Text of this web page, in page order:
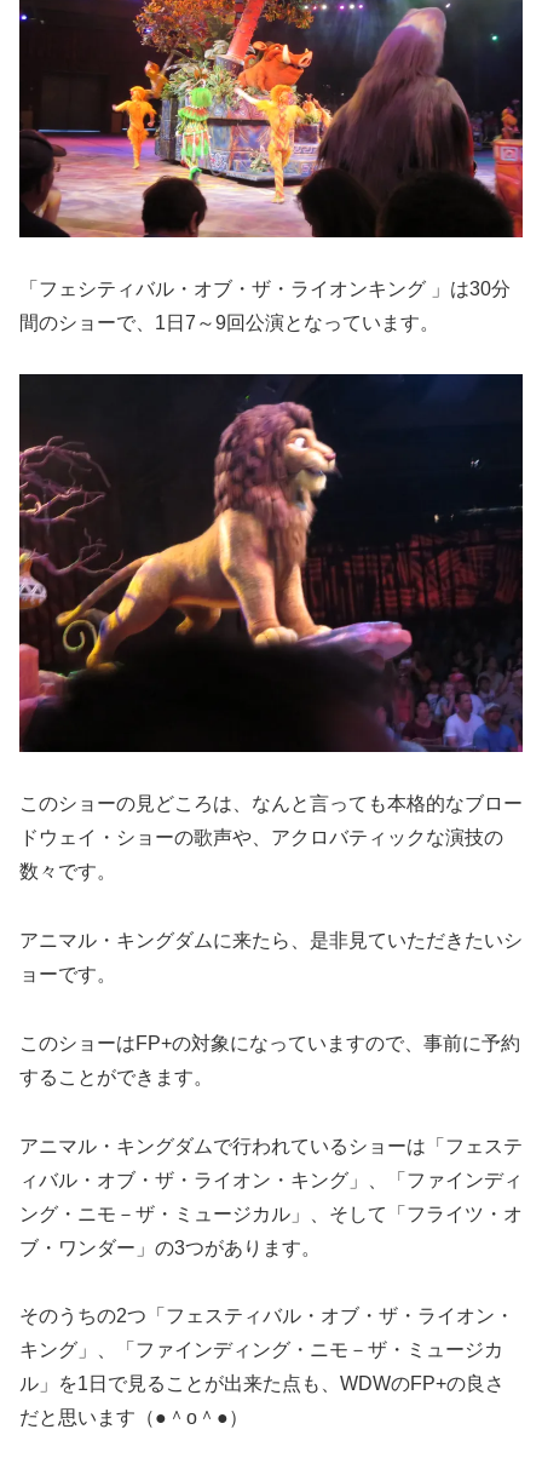
「フェシティバル・オブ・ザ・ライオンキング 」は30分
間のショーで、1日7～9回公演となっています。
このショーの見どころは、なんと言っても本格的なブロー
ドウェイ・ショーの歌声や、アクロバティックな演技の
数々です。
アニマル・キングダムに来たら、是非見ていただきたいシ
ョーです。
このショーはFP+の対象になっていますので、事前に予約
することができます。
アニマル・キングダムで行われているショーは「フェステ
ィバル・オブ・ザ・ライオン・キング」、「ファインディ
ング・ニモ－ザ・ミュージカル」、そして「フライツ・オ
ブ・ワンダー」の3つがあります。
そのうちの2つ「フェスティバル・オブ・ザ・ライオン・
キング」、「ファインディング・ニモ－ザ・ミュージカ
ル」を1日で見ることが出来た点も、WDWのFP+の良さ
だと思います（●＾o＾●）